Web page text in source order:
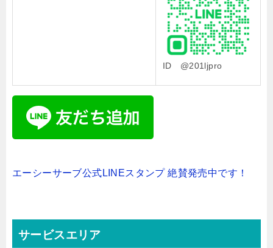
ID @201ljpro
エーシーサーブ公式LINEスタンプ 絶賛発売中です！
サービスエリア